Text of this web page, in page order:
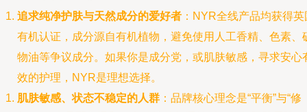
追求纯净护肤与天然成分的爱好者 ：NYR全线产品均获得英
有机认证，成分源自有机植物，避免使用人工香精、色素、
物油等争议成分。如果你是成分党，或肌肤敏感，寻求安心
效的护理，NYR是理想选择。
肌肤敏感、状态不稳定的人群 ：品牌核心理念是“平衡”与“修